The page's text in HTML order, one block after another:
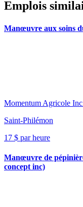
Emplois
Manœuvre aux soins
Momentum Agricole
Saint-Philémon
17 $ par heure
Manœuvre de
concept inc)